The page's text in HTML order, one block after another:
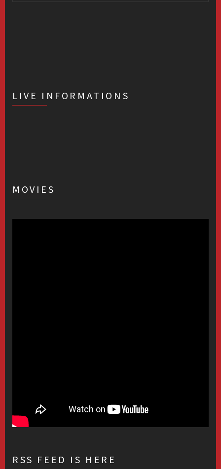
LIVE INFORMATIONS
MOVIES
RSS FEED IS HERE